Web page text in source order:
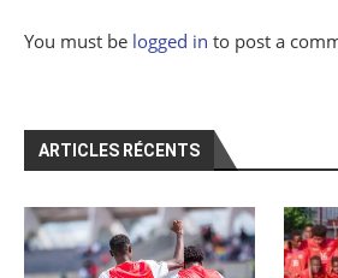
You must be logged in to post a
ARTICLES RÉCENTS